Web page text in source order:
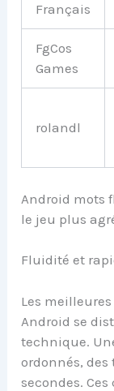
Français
FgCos
Games
rolandl
Android mots
le jeu plus
Fluidité et
Les
Android se
technique.
ordonnés,
secondes.